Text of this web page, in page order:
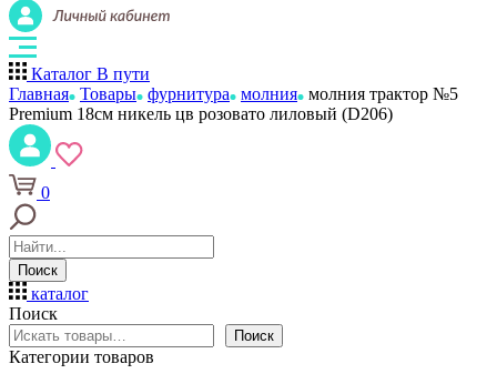
Каталог В пути
Главная Товары фурнитура молния молния трактор №5
Premium 18см никель цв розовато лиловый (D206)
0
Поиск
каталог
Поиск
Поиск
Категории товаров